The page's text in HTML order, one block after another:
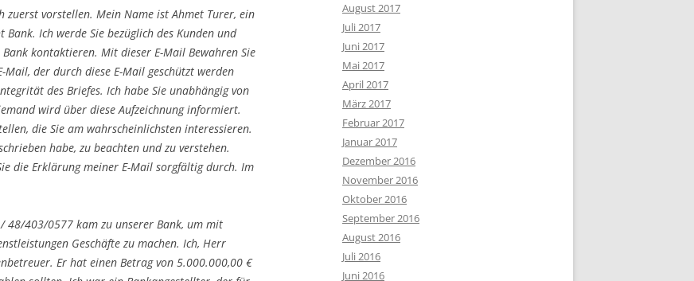
zuerst vorstellen. Mein Name ist Ahmet Turer, ein
Ich werde Sie bezüglich des Kunden und
kontaktieren. Mit dieser E-Mail Bewahren Sie
der durch diese E-Mail geschützt werden
des Briefes. Ich habe Sie unabhängig von
wird über diese Aufzeichnung informiert.
die Sie am wahrscheinlichsten interessieren.
habe, zu beachten und zu verstehen.
die Erklärung meiner E-Mail sorgfältig durch. Im
48/403/0577 kam zu unserer Bank, um mit
Geschäfte zu machen. Ich, Herr
Er hat einen Betrag von 5.000.000,00 €
August 2017
Juli 2017
Juni 2017
Mai 2017
April 2017
März 2017
Februar 2017
Januar 2017
Dezember 2016
November 2016
Oktober 2016
September 2016
August 2016
Juli 2016
Juni 2016